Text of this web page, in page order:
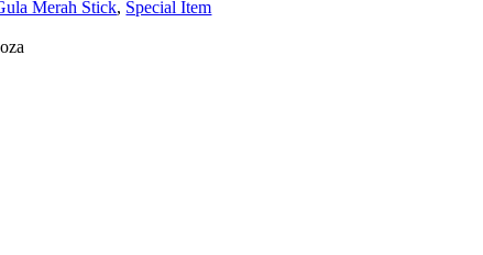
Merah Stick, Special Item